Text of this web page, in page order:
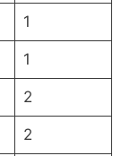
1
1
2
2